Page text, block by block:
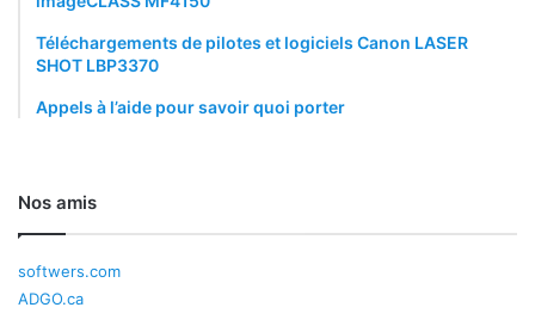
Téléchargements de pilotes et logiciels Canon LASER
SHOT LBP3370
Appels à l’aide pour savoir quoi porter
Nos amis
softwers.com
ADGO.ca